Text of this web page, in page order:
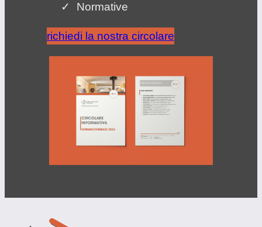
Normative
richiedi la nostra circolare